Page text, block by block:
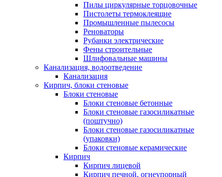
Пилы циркулярные торцовочные
Пистолеты термоклеящие
Промышленные пылесосы
Реноваторы
Рубанки электрические
Фены строительные
Шлифовальные машины
Канализация, водоотведение
Канализация
Кирпич, блоки стеновые
Блоки стеновые
Блоки стеновые бетонные
Блоки стеновые газосиликатные
(поштучно)
Блоки стеновые газосиликатные
(упаковки)
Блоки стеновые керамические
Кирпич
Кирпич лицевой
Кирпич печной, огнеупорный